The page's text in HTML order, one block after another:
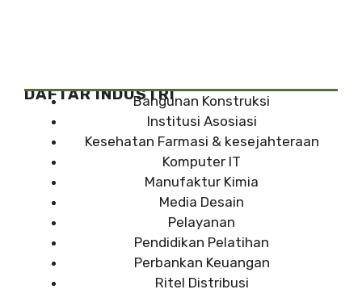
DAFTAR INDUSTRIBangunan Konstruksi
Institusi Asosiasi
Kesehatan Farmasi & kesejahteraan
Komputer IT
Manufaktur Kimia
Media Desain
Pelayanan
Pendidikan Pelatihan
Perbankan Keuangan
Ritel Distribusi